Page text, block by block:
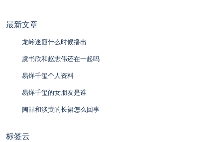
最新文章
龙岭迷窟什么时候播出
虞书欣和赵志伟还在一起吗
易烊千玺个人资料
易烊千玺的女朋友是谁
陶喆和淡黄的长裙怎么回事
标签云